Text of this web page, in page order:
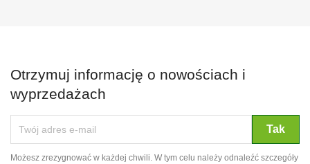
Otrzymuj informację o nowościach i
wyprzedażach
Możesz zrezygnować w każdej chwili. W tym celu należy odnaleźć szczegóły